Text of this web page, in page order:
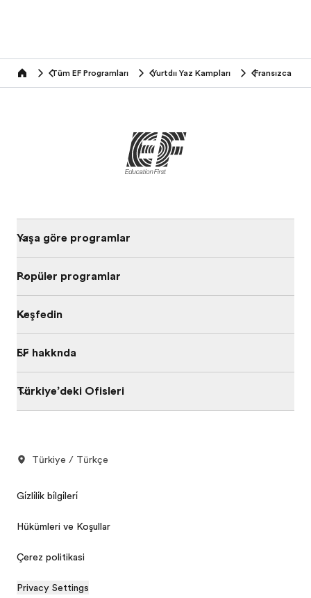
home Tüm EF Programları Yurtdışı Yaz Kampları Fransızca
Yaşa göre programları
Popüler programlar
Keşfedin
EF hakkında
Türkiye’deki Ofisleri
Türkiye / Türkçe
Gi̇zli̇li̇k bi̇lgi̇leri̇
Hükümleri ve Koşulları
Çerez politikasi
Privacy Settings